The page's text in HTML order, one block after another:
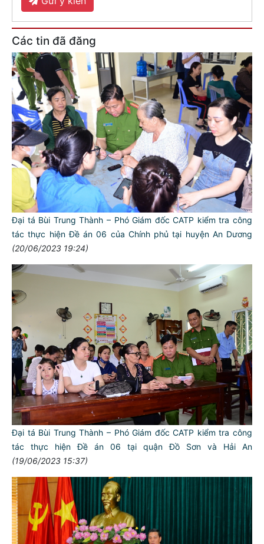
Các tin đã đăng
Đại tá Bùi Trung Thành – Phó Giám đốc CATP kiểm tra công
tác thực hiện Đề án 06 của Chính phủ tại huyện An Dương
(20/06/2023 19:24)
Đại tá Bùi Trung Thành – Phó Giám đốc CATP kiểm tra công
tác thực hiện Đề án 06 tại quận Đồ Sơn và Hải An
(19/06/2023 15:37)